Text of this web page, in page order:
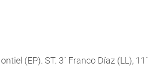
(EP). ST. 3´ Franco Díaz (LL), 11´